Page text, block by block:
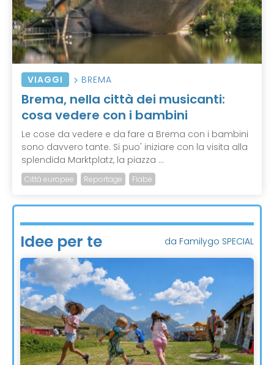
VIAGGI BREMA
Brema, nella città dei musicanti:
cosa vedere con i bambini
Le cose da vedere e da fare a Brema con i bambini
sono davvero tante. Si puo' iniziare con la visita alla
splendida Marktplatz, la piazza ...
Città europee Reportage Fiabe
Idee per te da Familygo SPECIAL